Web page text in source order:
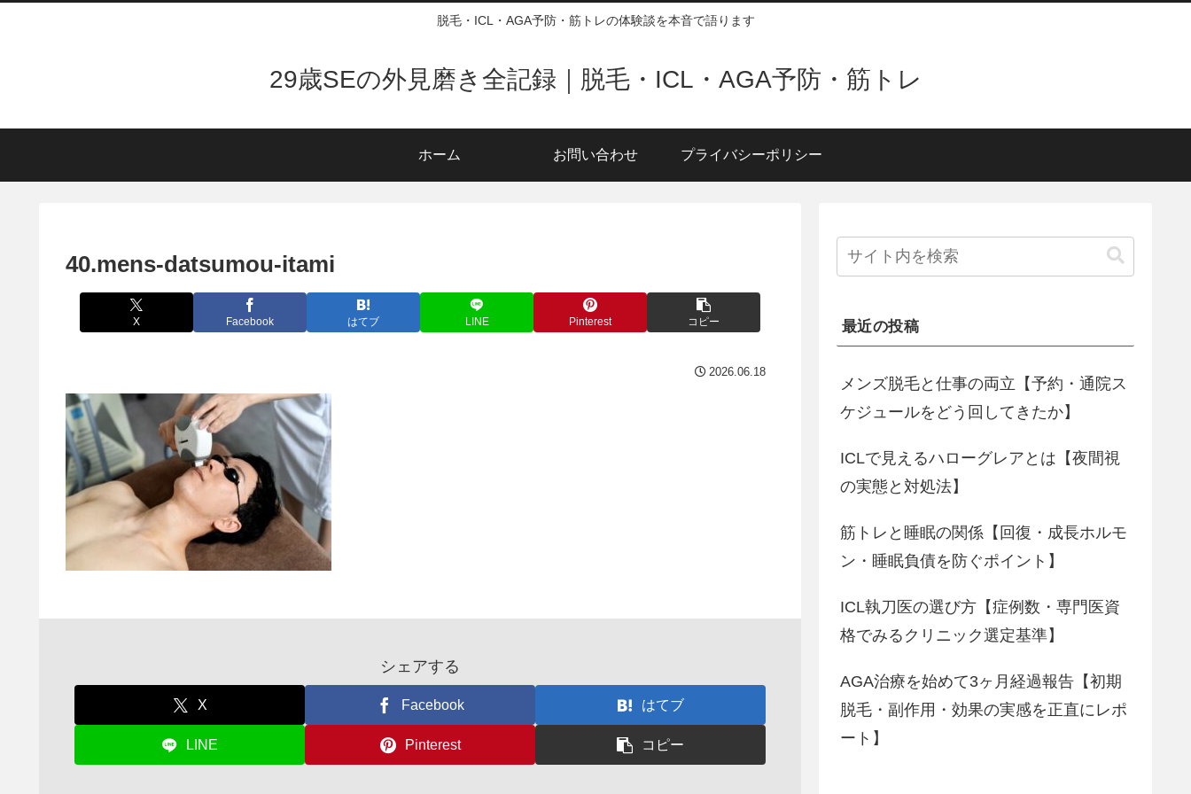
脱毛・ICL・AGA予防・筋トレの体験談を本音で語ります
29歳SEの外見磨き全記録｜脱毛・ICL・AGA予防・筋トレ
ホーム お問い合わせ プライバシーポリシー
40.mens-datsumou-itami
X Facebook はてブ LINE Pinterest コピー
2026.06.18
シェアする
X Facebook はてブ
LINE Pinterest コピー
最近の投稿
メンズ脱毛と仕事の両立【予約・通院ス
ケジュールをどう回してきたか】
ICLで見えるハローグレアとは【夜間視
の実態と対処法】
筋トレと睡眠の関係【回復・成長ホルモ
ン・睡眠負債を防ぐポイント】
ICL執刀医の選び方【症例数・専門医資
格でみるクリニック選定基準】
AGA治療を始めて3ヶ月経過報告【初期
脱毛・副作用・効果の実感を正直にレポ
ート】